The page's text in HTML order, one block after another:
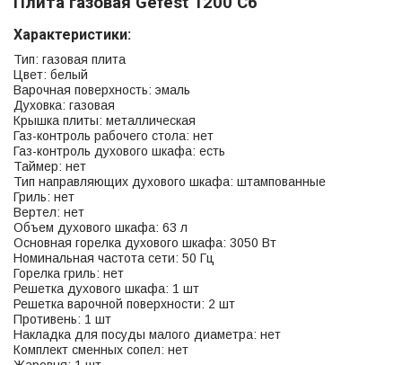
Характеристики:
Тип: газовая плита
Цвет: белый
Варочная поверхность: эмаль
Духовка: газовая
Крышка плиты: металлическая
Газ-контроль рабочего стола: нет
Газ-контроль духового шкафа: есть
Таймер: нет
Тип направляющих духового шкафа: штампованные
Гриль: нет
Вертел: нет
Объем духового шкафа: 63 л
Основная горелка духового шкафа: 3050 Вт
Номинальная частота сети: 50 Гц
Горелка гриль: нет
Решетка духового шкафа: 1 шт
Решетка варочной поверхности: 2 шт
Противень: 1 шт
Накладка для посуды малого диаметра: нет
Комплект сменных сопел: нет